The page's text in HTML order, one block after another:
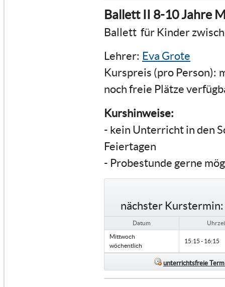
Ballett II 8-10 Jahre
Ballett für Kinder
Lehrer: Eva Grote
Kurspreis (pro Person):
noch freie Plätze
Kurshinweise:
- kein Unterricht in den
Feiertagen
- Probestunde gerne
nächster Kurstermin:
Datum
Mittwoch
wöchentlich
15:15 - 16:15
unterrichtsfreie